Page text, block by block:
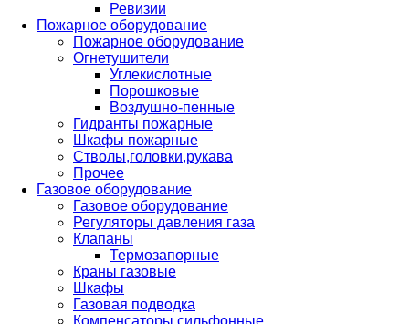
Ревизии
Пожарное оборудование
Пожарное оборудование
Огнетушители
Углекислотные
Порошковые
Воздушно-пенные
Гидранты пожарные
Шкафы пожарные
Стволы,головки,рукава
Прочее
Газовое оборудование
Газовое оборудование
Регуляторы давления газа
Клапаны
Термозапорные
Краны газовые
Шкафы
Газовая подводка